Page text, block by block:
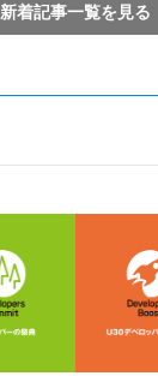
新着記事一覧を見る